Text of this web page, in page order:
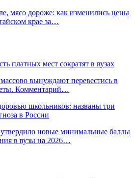
мясо дороже: как изменились цены
крае за…
платных мест сократят в вузах
вынуждают перевестись в
Комментарий…
школьников: названы три
в России
новые минимальные баллы
в вузы на 2026…